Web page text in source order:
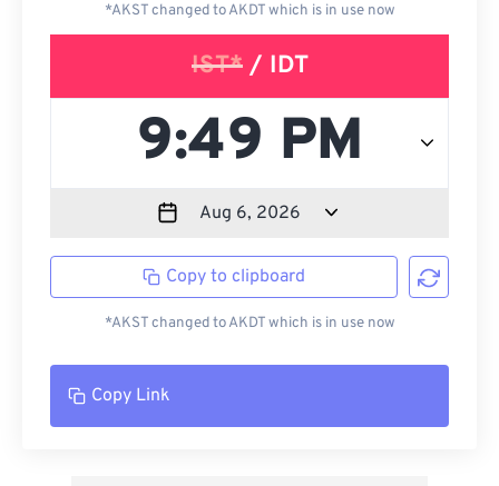
*AKST changed to AKDT which is in use now
IST*/ IDT
Copy to clipboard
*AKST changed to AKDT which is in use now
Copy Link